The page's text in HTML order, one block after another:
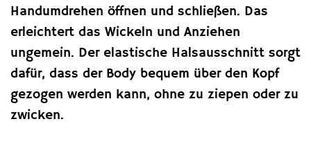
Handumdrehen öffnen und schließen. Das
erleichtert das Wickeln und Anziehen
ungemein. Der elastische Halsausschnitt sorgt
dafür, dass der Body bequem über den Kopf
gezogen werden kann, ohne zu ziepen oder zu
zwicken.